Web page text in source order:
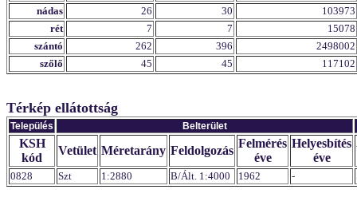
nádas
26 30
103973
rét
7 7
15078
szántó
262 396
2498002
szőlő
45 45 117102
Térkép ellátottság
Település Belterület
KSH
kód
Vetület Méretarány Feldolgozás
Felmérés
éve
Helyesbítés
éve
0828 Szt 1:2880 B/Ált. 1:4000 1962 -